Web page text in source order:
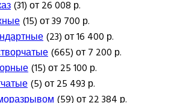
(31) от 26 008 р.
(15) от 39 700 р.
(23) от 16 400 р.
(665) от 7 200 р.
(15) от 25 100 р.
(5) от 25 493 р.
(59) от 22 384 р.